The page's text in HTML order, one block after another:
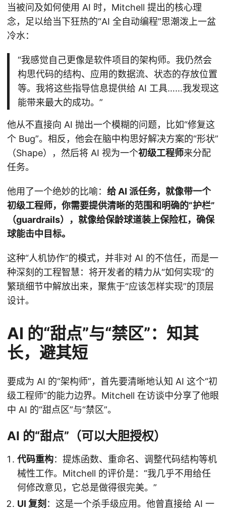
当被问及如何使用 AI 时，Mitchell 提出的核心理
念，足以给当下狂热的“AI 全自动编程”思潮泼上一盆
冷水：
“我感觉自己更像是软件项目的架构师。我仍然会
构思代码的结构、应用的数据流、状态的存放位置
等。我将这些指导信息提供给 AI 工具……我发现这
能带来最大的成功。”
他从不直接向 AI 抛出一个模糊的问题，比如“修复这
个 Bug”。相反，他会在脑中构思好解决方案的“形状”
（Shape），然后将 AI 视为一个初级工程师来分配
任务。
他用了一个绝妙的比喻： 给 AI 派任务，就像带一个
初级工程师，你需要提供清晰的范围和明确的“护栏”
（guardrails），就像给保龄球道装上保险杠，确保
球能击中目标。
这种“人机协作”的模式，并非对 AI 的不信任，而是一
种深刻的工程智慧：将开发者的精力从“如何实现”的
繁琐细节中解放出来，聚焦于“应该怎样实现”的顶层
设计。
AI 的“甜点”与“禁区”：知其
长，避其短
要成为 AI 的“架构师”，首先要清晰地认知 AI 这个“初
级工程师”的能力边界。Mitchell 在访谈中分享了他眼
中 AI 的“甜点区”与“禁区”。
AI 的“甜点”（可以大胆授权）
代码重构：提炼函数、重命名、调整代码结构等机
械性工作。Mitchell 的评价是：“我几乎不用给任
何修改意见，它总是做得很完美。”
UI 复刻 ：这是一个杀手级应用。他曾直接给 AI 一